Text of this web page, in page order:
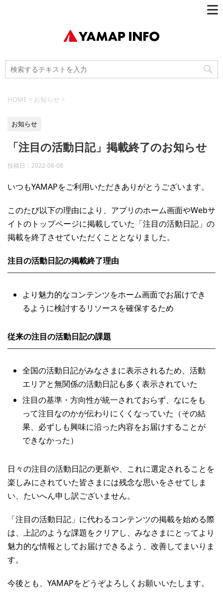
HOME > お知らせ >
お知らせ
「注目の活動日記」掲載終了のお知らせ
投稿日： 2022-08-08
いつもYAMAPをご利用いただきありがとうございます。
このたび以下の理由により、アプリのホーム画面やWebサ
イトのトップページに掲載していた「注目の活動日記」の
掲載を終了させていただくこととなりました。
注目の活動日記の掲載終了理由
より魅力的なコンテンツをホーム画面でお届けでき
るように検討するリソースを確保するため
従来の注目の活動日記の課題
全国の活動日記がみなさまに表示されるため、活動
エリアと無関係の活動日記も多く表示されていた
注目の基準・方向性が統一されておらず、なにをも
って注目なのかが伝わりにくくなっていた（その結
果、必ずしも興味に沿った内容をお届けすることが
できなかった）
日々の注目の活動日記の更新や、これに選定されることを
楽しみにされていた皆さまには残念な思いをさせてしま
い、たいへん申し訳ございません。
「注目の活動日記」に代わるコンテンツの掲載を始める際
は、上記のような課題をクリアし、みなさまにとってより
魅力的な情報としてお届けできるよう、改善してまいりま
す。
今後とも、YAMAPをどうぞよろしくお願いいたします。